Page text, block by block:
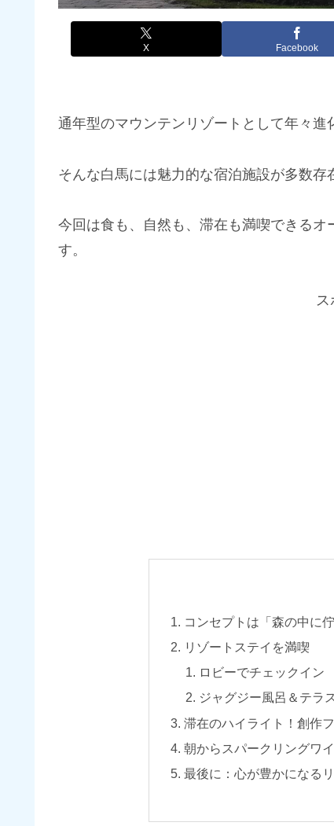
X Facebook
通年型のマウンテンリゾートとして年々進
そんな白馬には魅力的な宿泊施設が多数存
今回は食も、自然も、滞在も満喫できるオ
す。
ス
コンセプトは「森の中に佇
リゾートステイを満喫
ロビーでチェックイン
ジャグジー風呂＆テラ
滞在のハイライト！創作
朝からスパークリングワ
最後に：心が豊かになる